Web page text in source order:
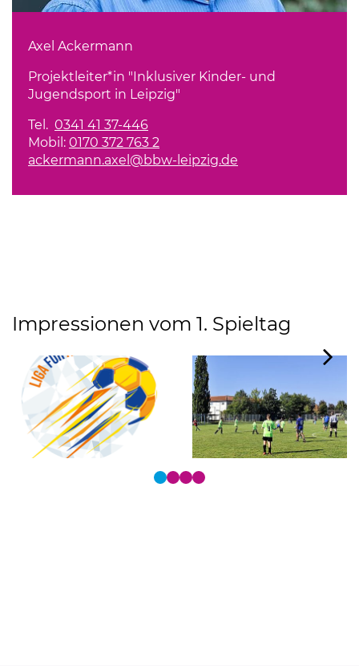
Axel Ackermann
Projektleiter*in "Inklusiver Kinder- und
Jugendsport in Leipzig"
Tel. 0341 41 37-446
Mobil: 0170 372 763 2
ackermann.axel@bbw-leipzig.de
Impressionen vom 1. Spieltag